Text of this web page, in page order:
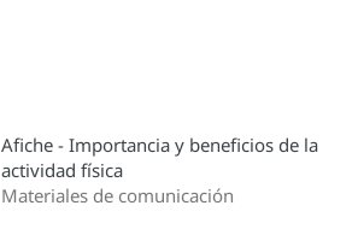
Afiche - Importancia y beneficios de la
actividad física
Materiales de comunicación